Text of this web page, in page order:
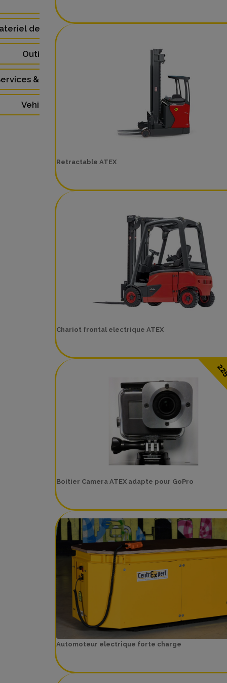
(48)
de Laboratoire (3)
Outillage (4)
& Formations (5)
Vehicules (9)
Retractable ATEX
Chariot frontal electrique ATEX
Boitier Camera ATEX adapte pour GoPro
Automoteur electrique forte charge